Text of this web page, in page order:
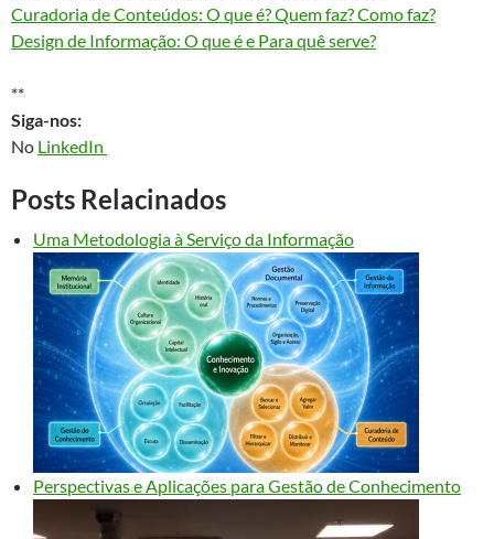
Curadoria de Conteúdos: O que é? Quem faz? Como faz?
Design de Informação: O que é e Para quê serve?
**
Siga-nos:
No LinkedIn
Posts Relacinados
Uma Metodologia à Serviço da Informação
Perspectivas e Aplicações para Gestão de Conhecimento